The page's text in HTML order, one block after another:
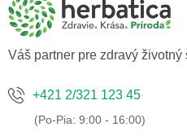
Váš partner pre zdravý životný
+421 2/321 123 45